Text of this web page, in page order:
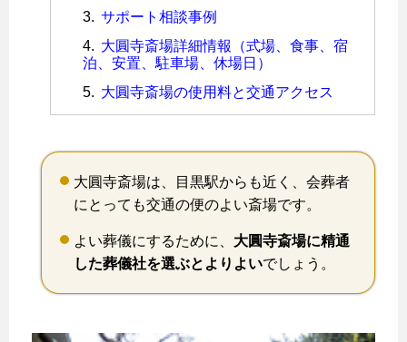
サポート相談事例
大圓寺斎場詳細情報（式場、食事、宿
泊、安置、駐車場、休場日）
大圓寺斎場の使用料と交通アクセス
大圓寺斎場は、目黒駅からも近く、会葬者
にとっても交通の便のよい斎場です。
よい葬儀にするために、 大圓寺斎場に精通
した葬儀社を選ぶとよりよいでしょう。